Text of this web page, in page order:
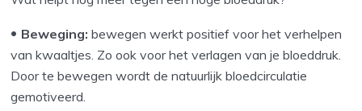
Beweging:bewegen werkt positief voor het verhelpen
van kwaaltjes. Zo ook voor het verlagen van je bloeddruk.
Door te bewegen wordt de natuurlijk bloedcirculatie
gemotiveerd.